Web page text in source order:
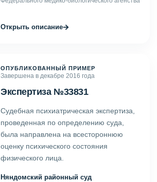
Открыть описание→
ОПУБЛИКОВАННЫЙ ПРИМЕР
Завершена в декабре 2016 года
Экспертиза №33831
Судебная психиатрическая экспертиза,
проведенная по определению суда,
была направлена на всестороннюю
оценку психического состояния
физического лица.
Няндомский районный суд